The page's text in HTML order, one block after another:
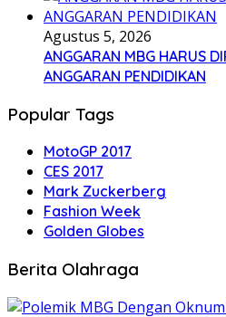
Agustus 5, 2026
ANGGARAN MBG HARUS
ANGGARAN PENDIDIKAN
Popular Tags
MotoGP 2017
CES 2017
Mark Zuckerberg
Fashion Week
Golden Globes
Berita Olahraga